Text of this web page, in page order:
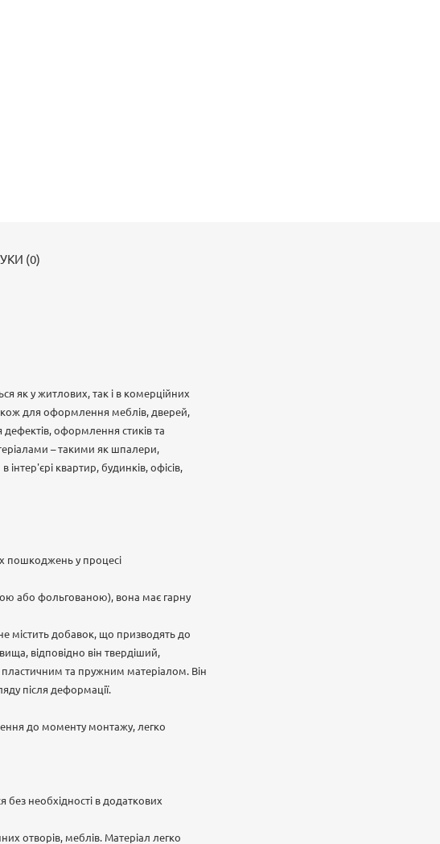
(0)
як у житлових, так і в комерційних
для оформлення меблів, дверей,
оформлення стиків та
– такими як шпалери,
квартир, будинків, офісів,
пошкоджень у процесі
або фольгованою), вона має гарну
містить добавок, що призводять до
відповідно він твердіший,
пластичним та пружним матеріалом. Він
після деформації.
до моменту монтажу, легко
необхідності в додаткових
отворів, меблів. Матеріал легко